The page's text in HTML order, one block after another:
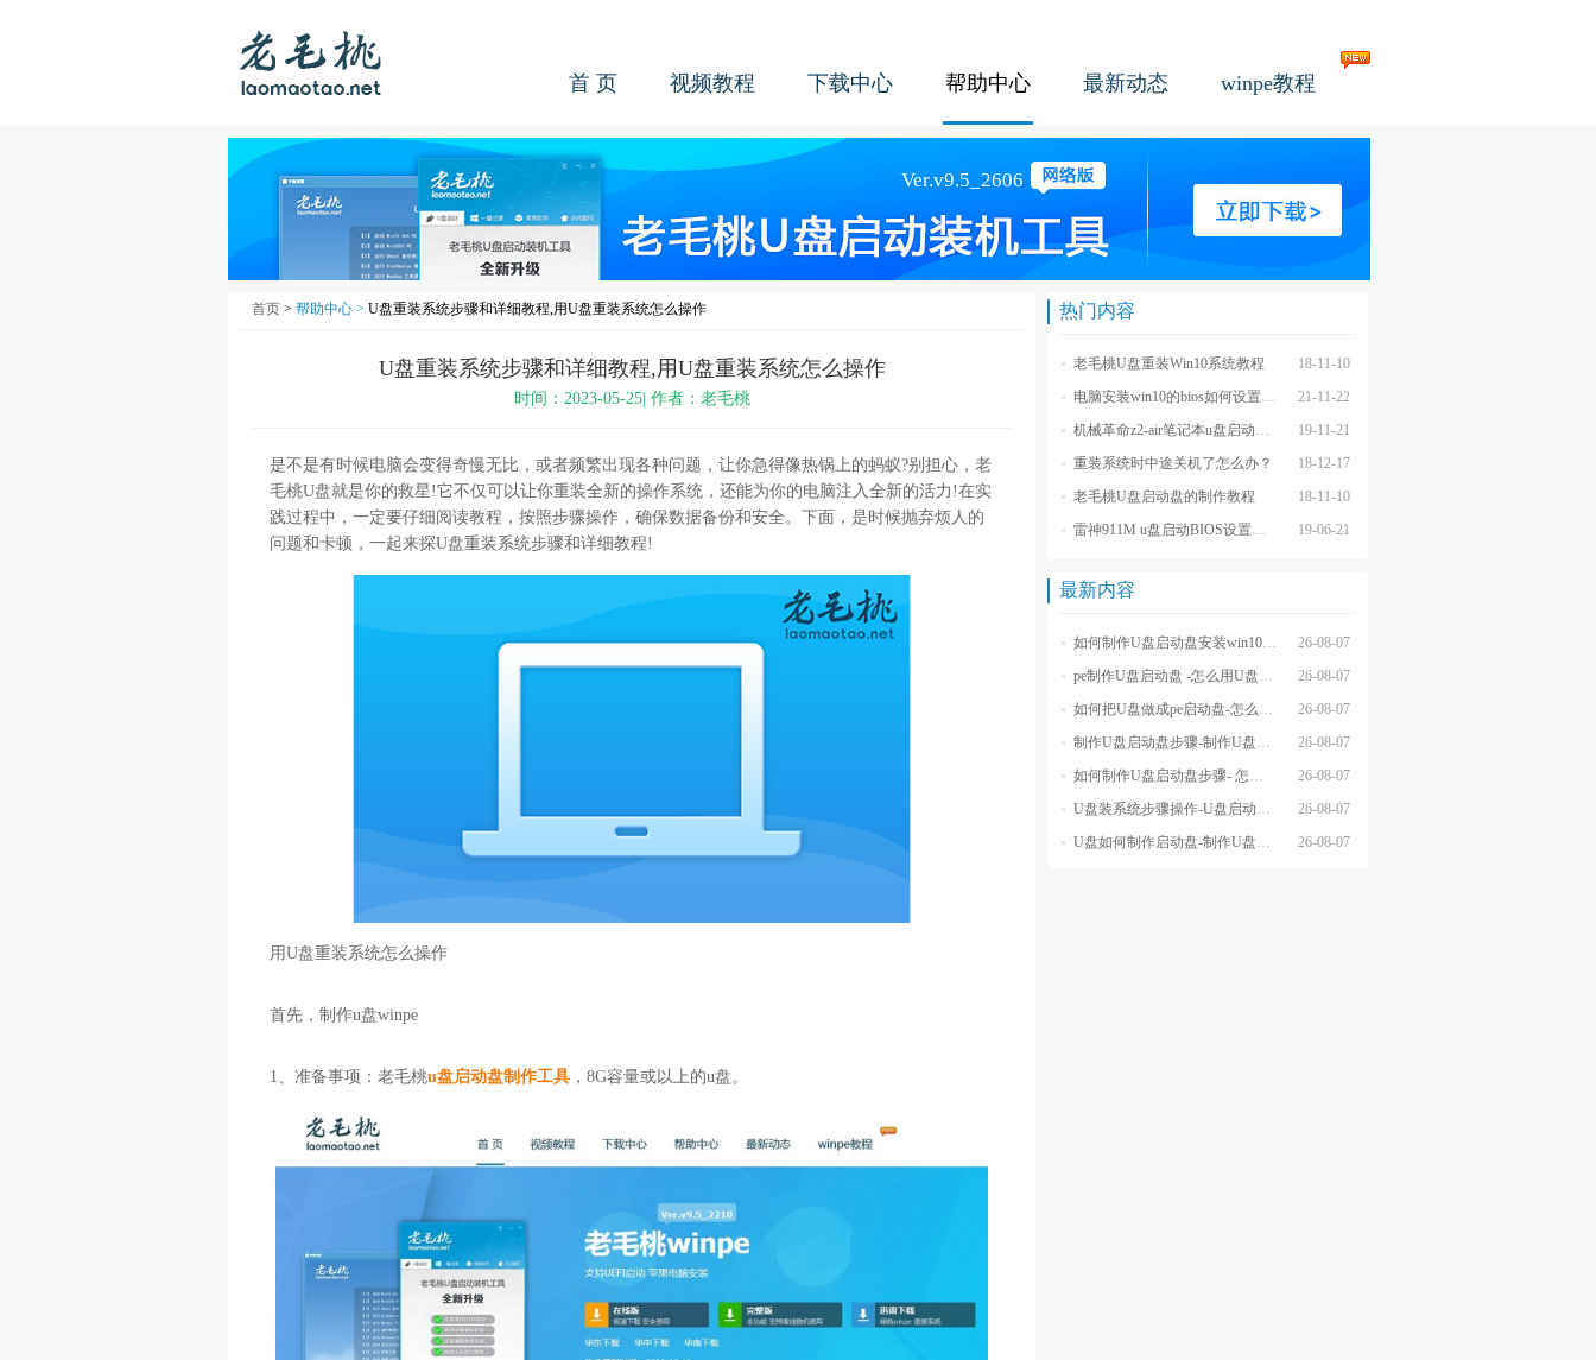
首 页 视频教程 下载中心 帮助中心 最新动态 winpe教程
首页 > 帮助中心 > U盘重装系统步骤和详细教程,用U盘重装系统怎么操作
U盘重装系统步骤和详细教程,用U盘重装系统怎么操作
时间：2023-05-25| 作者：老毛桃
是不是有时候电脑会变得奇慢无比，或者频繁出现各种问题，让你急得像热锅上的蚂蚁?别担心，老
毛桃U盘就是你的救星!它不仅可以让你重装全新的操作系统，还能为你的电脑注入全新的活力!在实
践过程中，一定要仔细阅读教程，按照步骤操作，确保数据备份和安全。下面，是时候抛弃烦人的
问题和卡顿，一起来探U盘重装系统步骤和详细教程!
用U盘重装系统怎么操作
首先，制作u盘winpe
1、准备事项：老毛桃u盘启动盘制作工具 ，8G容量或以上的u盘。
热门内容
18-11-10
老毛桃U盘重装Win10系统教程
21-11-22
电脑安装win10的bios如何设置u盘图文教程
19-11-21
机械革命z2-air笔记本u盘启动BIOS设置教程
18-12-17
重装系统时中途关机了怎么办？
18-11-10
老毛桃U盘启动盘的制作教程
19-06-21
雷神911M u盘启动BIOS设置教程
最新内容
26-08-07
如何制作U盘启动盘安装win10系统-怎么制作U盘启动盘安装win10系
26-08-07
pe制作U盘启动盘 -怎么用U盘制作pe系统启动盘
26-08-07
如何把U盘做成pe启动盘-怎么把U盘做成pe启动盘
26-08-07
制作U盘启动盘步骤-制作U盘启动盘详细方法
26-08-07
如何制作U盘启动盘步骤- 怎么制作U盘启动盘步骤
26-08-07
U盘装系统步骤操作-U盘启动重装系统步骤
26-08-07
U盘如何制作启动盘-制作U盘启动盘重装